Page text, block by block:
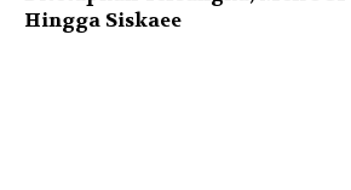
Hingga Siskaee